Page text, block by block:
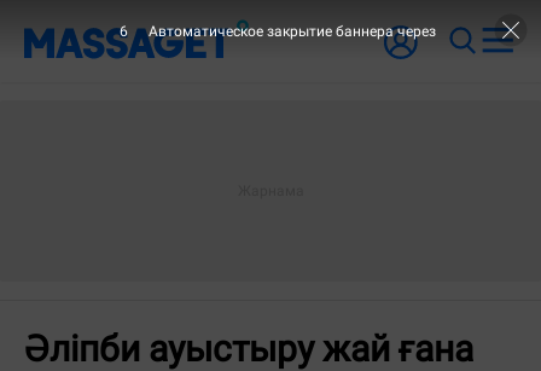
Әліпби ауыстыру жай ғана
5 Автоматическое закрытие баннера через